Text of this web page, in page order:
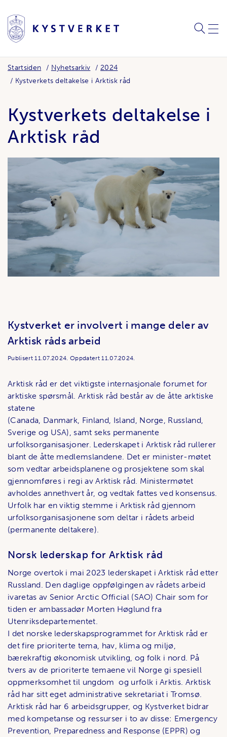
SØK
Startsiden Nyhetsarkiv
2024
Kystverkets deltakelse i Arktisk råd
Kystverkets deltakelse i
Arktisk råd
Kystverket er involvert i mange deler av
Arktisk råds arbeid
Publisert11.07.2024.Oppdatert11.07.2024.
Arktisk råd er det viktigste internasjonale forumet for
arktiske spørsmål. Arktisk råd består av de åtte arktiske
statene
(Canada, Danmark, Finland, Island, Norge, Russland,
Sverige og USA), samt seks permanente
urfolksorganisasjoner. Lederskapet i Arktisk råd rullerer
blant de åtte medlemslandene. Det er minister-møtet
som vedtar arbeidsplanene og prosjektene som skal
gjennomføres i regi av Arktisk råd. Ministermøtet
avholdes annethvert år, og vedtak fattes ved konsensus.
Urfolk har en viktig stemme i Arktisk råd gjennom
urfolksorganisasjonene som deltar i rådets arbeid
(permanente deltakere).
Norsk lederskap for Arktisk råd
Norge overtok i mai 2023 lederskapet i Arktisk råd etter
Russland. Den daglige oppfølgingen av rådets arbeid
ivaretas av Senior Arctic Official (SAO) Chair som for
tiden er ambassadør Morten Høglund fra
Utenriksdepartementet.
I det norske lederskapsprogrammet for Arktisk råd er
det fire prioriterte tema, hav, klima og miljø,
bærekraftig økonomisk utvikling, og folk i nord. På
tvers av de prioriterte temaene vil Norge gi spesiell
oppmerksomhet til ungdom og urfolk i Arktis. Arktisk
råd har sitt eget administrative sekretariat i Tromsø.
Arktisk råd har 6 arbeidsgrupper, og Kystverket bidrar
med kompetanse og ressurser i to av disse: Emergency
Prevention, Preparedness and Response (EPPR) og